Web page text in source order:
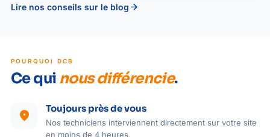
Lire nos conseils sur le blog arrow_forward
POURQUOI DCB
Ce qui nous différencie.
location_on Toujours près de vous
Nos techniciens interviennent directement sur votre site
en moins de 4 heures.